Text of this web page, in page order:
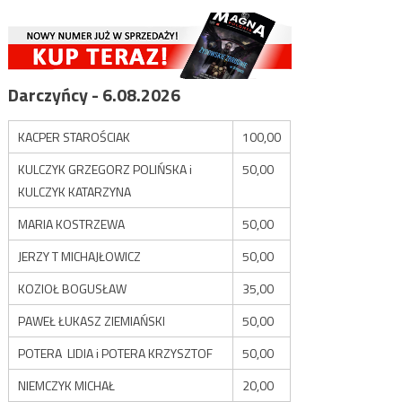
Darczyńcy - 6.08.2026
KACPER STAROŚCIAK
100,00
KULCZYK GRZEGORZ POLIŃSKA i
KULCZYK KATARZYNA
50,00
MARIA KOSTRZEWA
50,00
JERZY T MICHAJŁOWICZ
50,00
KOZIOŁ BOGUSŁAW
35,00
PAWEŁ ŁUKASZ ZIEMIAŃSKI
50,00
POTERA LIDIA i POTERA KRZYSZTOF
50,00
NIEMCZYK MICHAŁ
20,00